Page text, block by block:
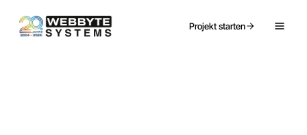
Projekt starten